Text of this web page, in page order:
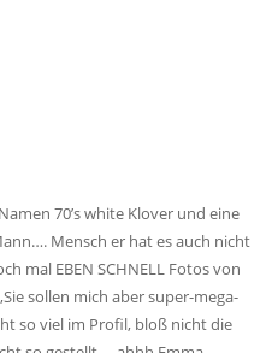
70’s white Klover und eine
Mensch er hat es auch nicht
mal EBEN SCHNELL Fotos von
sollen mich aber super-mega-
so viel im Profil, bloß nicht die